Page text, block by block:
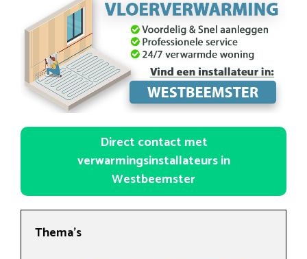
Direct contact met
verwarmingsinstallateurs in
Westbeemster
Thema’s